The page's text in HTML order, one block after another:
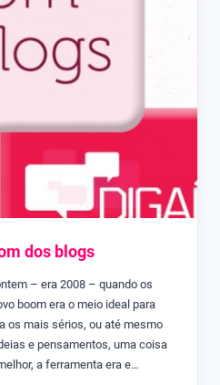
dos blogs
– era 2008 – quando os
boom era o meio ideal para
os mais sérios, ou até mesmo
e pensamentos, uma coisa
a ferramenta era e…